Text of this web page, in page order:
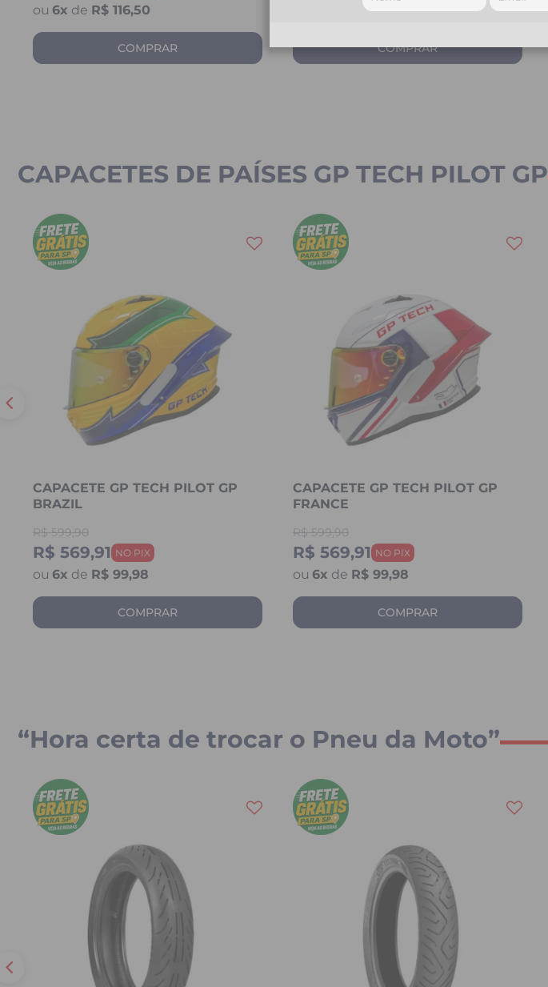
6x de R$ 116,50
COMPRAR
R$ 116,50
COMPRAR
CAPACETES DE PAÍSES GP TECH PILOT GP
CAPACETE GP TECH PILOT GP
BRAZIL
R$ 599,90
R$ 569,91
6x de R$ 99,98
COMPRAR
CAPACETE GP TECH PILOT GP
FRANCE
R$ 599,90
R$ 569,91
6x de R$ 99,98
COMPRAR
“Hora certa de trocar o Pneu da Moto”